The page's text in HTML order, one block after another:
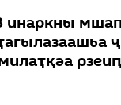
инаркны